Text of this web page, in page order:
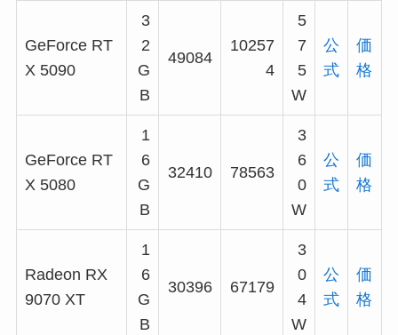
GeForce RT
X 5090
3
2
G
B
49084
10257
4
5
7
5
W
公
式
価
格
GeForce RT
X 5080
1
6
G
B
32410 78563
3
6
0
W
公
式
価
格
Radeon RX
9070 XT
1
6
G
B
30396 67179
3
0
4
W
公
式
価
格